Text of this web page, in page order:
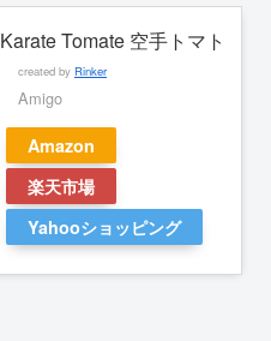
Karate Tomate 空手トマト
created by Rinker
Amigo
Amazon
楽天市場
Yahooショッピング